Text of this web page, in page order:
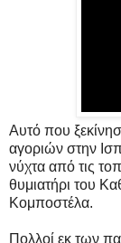
Αυτό που
αγοριών στην
νύχτα από τις
θυμιατήρι του
Κομποστέλα.
Πολλοί εκ των